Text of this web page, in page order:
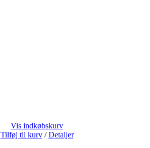
Vis indkøbskurv
Tilføj til kurv / Detaljer